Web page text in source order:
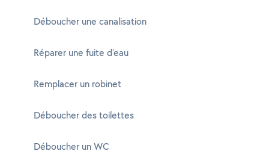
Déboucher une canalisation
Réparer une fuite d'eau
Remplacer un robinet
Déboucher des toilettes
Déboucher un WC